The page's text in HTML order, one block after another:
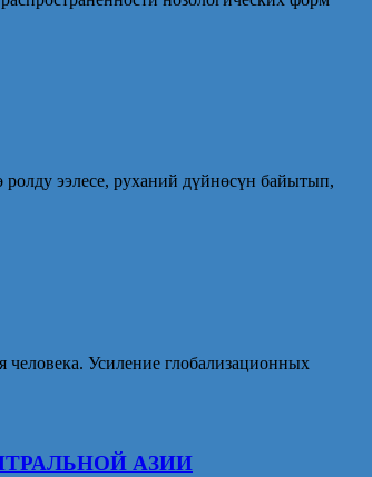
ээлесе, руханий дүйнөсүн байытып,
человека. Усиление глобализационных
АЗИИ